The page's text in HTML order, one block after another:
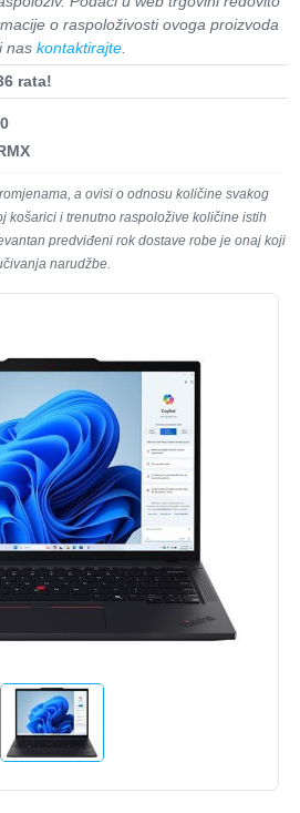
o raspoloživosti ovoga proizvoda
nas kontaktirajte
rata!
a ovisi o odnosu količine svakog
košarici i trenutno raspoložive količine istih
predviđeni rok dostave robe je onaj koji
narudžbe.